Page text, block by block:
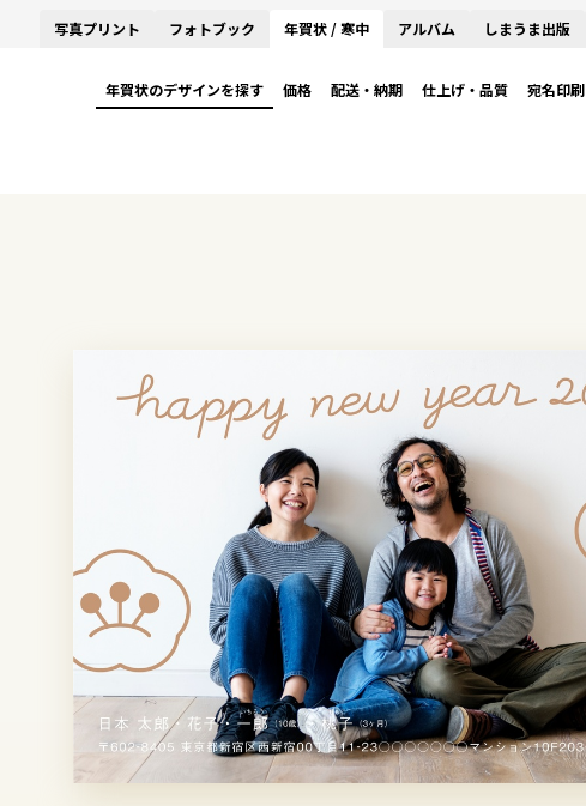
写真プリント フォトブック 年賀状 / 寒中 アルバム しまうま出版
年賀状のデザインを探す 価格 配送・納期 仕上げ・品質 宛名印刷